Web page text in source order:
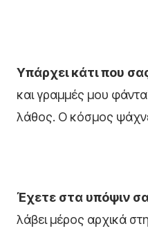
Υπάρχει κάτι που
και γραμμές μου
λάθος. Ο κόσμος
Έχετε στα υπόψιν
λάβει μέρος αρχικά